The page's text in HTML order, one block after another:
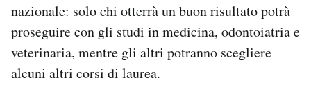
Esci
nazionale: solo chi otterrà un buon risultato potrà
proseguire con gli studi in medicina, odontoiatria e
veterinaria, mentre gli altri potranno scegliere
alcuni altri corsi di laurea.